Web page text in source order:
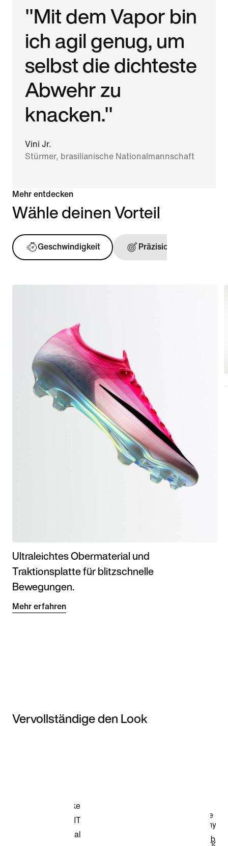
"Mit dem Vapor bin
ich agil genug, um
selbst die dich­tes­te
Abwehr zu
knacken."
Vini Jr.
Stürmer, brasilianische Nationalmannschaft
Mehr entdecken
Wähle deinen Vorteil
Geschwindigkeit Präzision
Ultraleichtes Obermaterial und
Traktionsplatte für blitzschnelle
Bewegungen.
Mehr erfahren
Vervollständige den Look